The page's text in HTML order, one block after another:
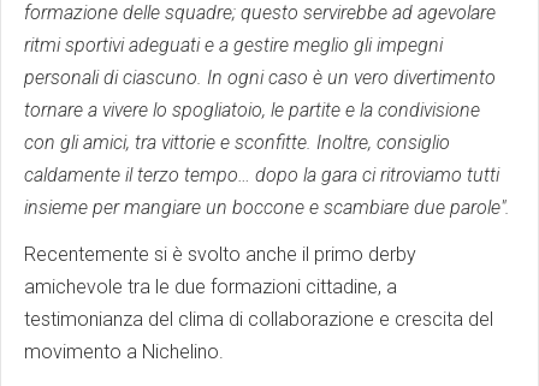
formazione delle squadre; questo servirebbe ad agevolare
ritmi sportivi adeguati e a gestire meglio gli impegni
personali di ciascuno. In ogni caso è un vero divertimento
tornare a vivere lo spogliatoio, le partite e la condivisione
con gli amici, tra vittorie e sconfitte. Inoltre, consiglio
caldamente il terzo tempo… dopo la gara ci ritroviamo tutti
insieme per mangiare un boccone e scambiare due parole".
Recentemente si è svolto anche il primo derby
amichevole tra le due formazioni cittadine, a
testimonianza del clima di collaborazione e crescita del
movimento a Nichelino.